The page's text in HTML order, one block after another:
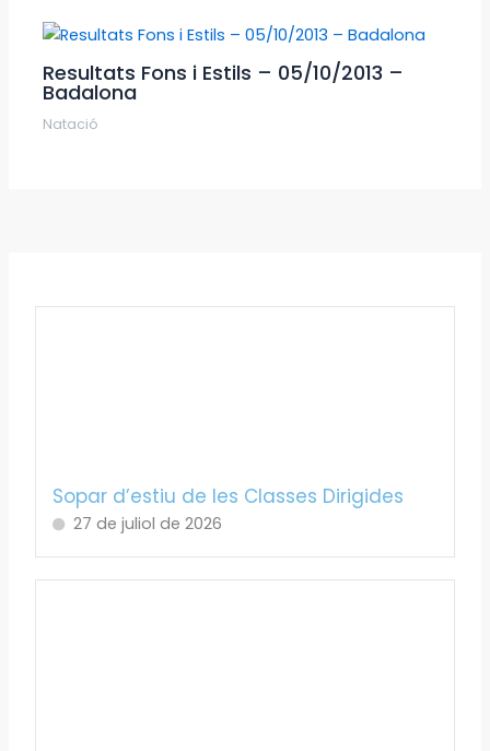
Resultats Fons i Estils – 05/10/2013 –
Badalona
Natació
Sopar d’estiu de les Classes Dirigides
27 de juliol de 2026